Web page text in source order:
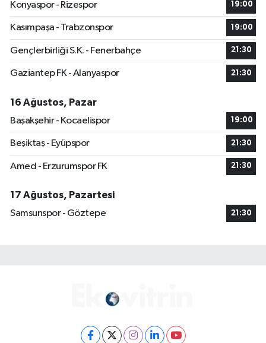
Konyaspor - Rizespor
19:00
Kasımpaşa - Trabzonspor 19:00
Gençlerbirliği S.K. - Fenerbahçe 21:30
Gaziantep FK - Alanyaspor 21:30
16 Ağustos, Pazar
Başakşehir - Kocaelispor
19:00
Beşiktaş - Eyüpspor 21:30
Amed - Erzurumspor FK 21:30
17 Ağustos, Pazartesi
Samsunspor - Göztepe
21:30